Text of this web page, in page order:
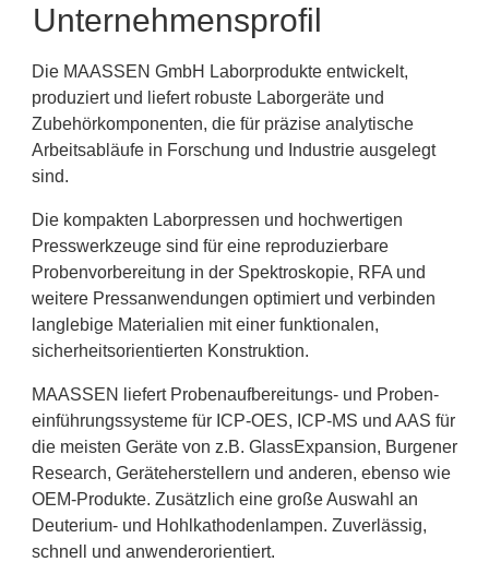
Unternehmensprofil
Die MAASSEN GmbH Laborprodukte entwickelt,
produziert und liefert robuste Laborgeräte und
Zubehörkomponenten, die für präzise analytische
Arbeitsabläufe in Forschung und Industrie ausgelegt
sind.
Die kompakten Laborpressen und hochwertigen
Presswerkzeuge sind für eine reproduzierbare
Probenvorbereitung in der Spektroskopie, RFA und
weitere Pressanwendungen optimiert und verbinden
langlebige Materialien mit einer funktionalen,
sicherheitsorientierten Konstruktion.
MAASSEN liefert Probenaufbereitungs- und Proben­
einführungssysteme für ICP-OES, ICP-MS und AAS für
die meisten Geräte von z.B. GlassExpansion, Burgener
Research, Geräteherstellern und anderen, ebenso wie
OEM-Produkte. Zusätzlich eine große Auswahl an
Deuterium- und Hohlkathodenlampen. Zuverlässig,
schnell und anwenderorientiert.